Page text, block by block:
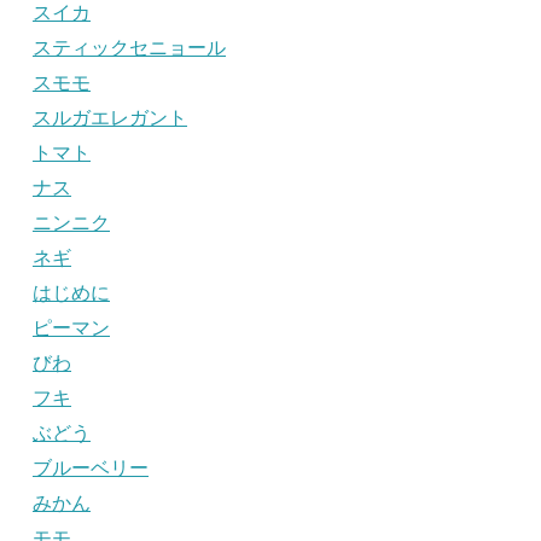
スイカ
スティックセニョール
スモモ
スルガエレガント
トマト
ナス
ニンニク
ネギ
はじめに
ピーマン
びわ
フキ
ぶどう
ブルーベリー
みかん